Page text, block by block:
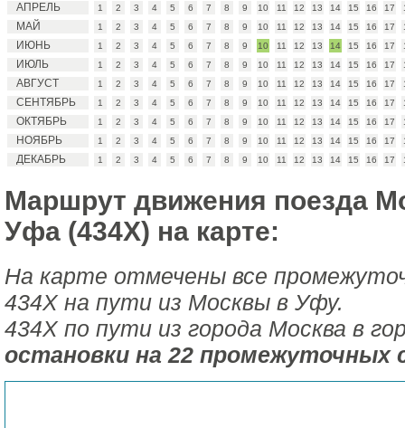
АПРЕЛЬ 1 2 3 4 5 6 7 8 9 10 11 12 13 14 15 16 17
МАЙ 1 2 3 4 5 6 7 8 9 10 11 12 13 14 15 16 17
ИЮНЬ 1 2 3 4 5 6 7 8 9 10 11 12 13 14 15 16 17
ИЮЛЬ 1 2 3 4 5 6 7 8 9 10 11 12 13 14 15 16 17
АВГУСТ 1 2 3 4 5 6 7 8 9 10 11 12 13 14 15 16 17
СЕНТЯБРЬ 1 2 3 4 5 6 7 8 9 10 11 12 13 14 15 16 17
ОКТЯБРЬ 1 2 3 4 5 6 7 8 9 10 11 12 13 14 15 16 17
НОЯБРЬ 1 2 3 4 5 6 7 8 9 10 11 12 13 14 15 16 17
ДЕКАБРЬ 1 2 3 4 5 6 7 8 9 10 11 12 13 14 15 16 17
Маршрут движения поезда
Уфа (434Х) на карте:
На карте отмечены все
434Х на пути из Москвы в Уфу.
434Х по пути из города Москва в
остановки на 22 промежуточных